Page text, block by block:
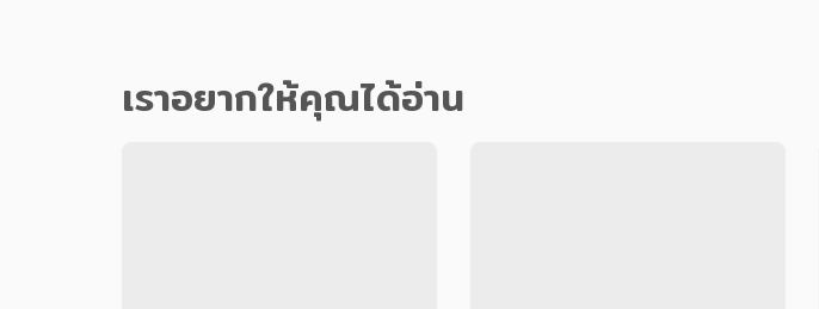
เราอยากให้คุณได้อ่าน